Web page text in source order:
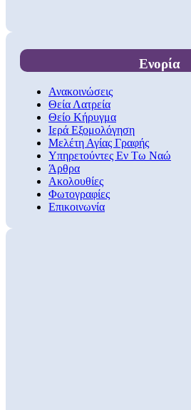
Ενορία
Ανακοινώσεις
Θεία Λατρεία
Θείο Κήρυγμα
Ιερά Εξομολόγηση
Μελέτη Αγίας Γραφής
Υπηρετούντες Εν Τω Ναώ
Άρθρα
Ακολουθίες
Φωτογραφίες
Επικοινωνία